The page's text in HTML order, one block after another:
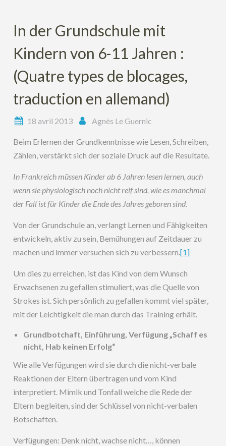
In der Grundschule mit
Kindern von 6-11 Jahren :
(Quatre types de blocages,
traduction en allemand)
18 avril 2013 Agnès Le Guernic
Beim Erlernen der Grundkenntnisse wie Lesen, Schreiben,
Zählen, verstärkt sich der soziale Druck auf die Resultate.
In Frankreich müssen Kinder ab 6 Jahren lesen lernen, auch
wenn sie physiologisch noch nicht reif sind, wie es manchmal
der Fall ist für Kinder die Ende des Jahres geboren sind.
Von der Grundschule an, verlangt Lernen und Fähigkeiten
entwickeln, aktiv zu sein, Bemühungen auf Zeitdauer zu
machen und immer versuchen sich zu verbessern.[1]
Um dies zu erreichen, ist das Kind von dem Wunsch
Erwachsenen zu gefallen stimuliert, was die Quelle von
Strokes ist. Sich persönlich zu gefallen kommt viel später,
mit der Leichtigkeit die man durch das Training erhält.
Grundbotchaft, Einführung, Verfügung „Schaff es
nicht, Hab keinen Erfolg“
Wie alle Verfügungen wird sie durch die nicht-verbale
Reaktionen der Eltern übertragen und vom Kind
interpretiert. Mimik und Tonfall welche die Rede der
Eltern begleiten, sind der Schlüssel von nicht-verbalen
Botschaften.
Verfügungen: Denk nicht, wachse nicht…, können